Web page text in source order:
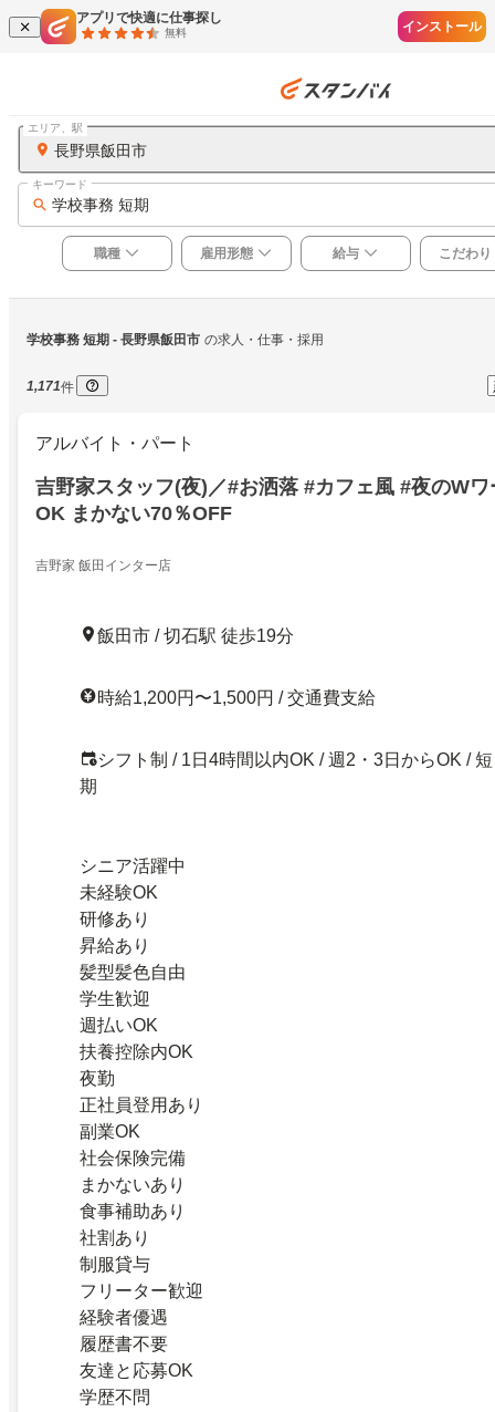
アプリで快適に仕事探し
無料 インストール
長野県飯田市
エリア、駅
学校事務 短期
キーワード
職種 雇用形態 給与 こだわり
学校事務 短期 - 長野県飯田市 の求人・仕事・採用
1,171件
アルバイト・パート
吉野家スタッフ(夜)／#お洒落 #カフェ風 #夜のW
OK まかない70％OFF
吉野家 飯田インター店
飯田市 / 切石駅 徒歩19分
時給1,200円〜1,500円 / 交通費支給
シフト制 / 1日4時間以内OK / 週2・3日からOK / 短
期
シニア活躍中
未経験OK
研修あり
昇給あり
髪型髪色自由
学生歓迎
週払いOK
扶養控除内OK
夜勤
正社員登用あり
副業OK
社会保険完備
まかないあり
食事補助あり
社割あり
制服貸与
フリーター歓迎
経験者優遇
履歴書不要
友達と応募OK
学歴不問